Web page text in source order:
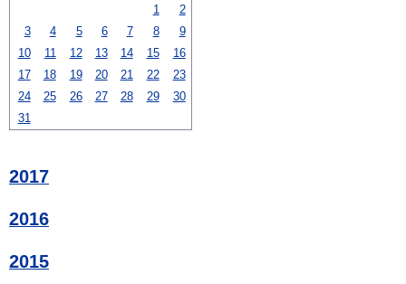
1
2
3
4 5 6 7 8
9
10
11 12 13 14 15
16
17
18 19 20 21 22
23
24
25 26 27 28 29
30
31
2017
2016
2015